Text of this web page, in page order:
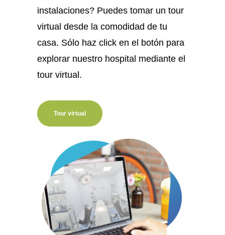
instalaciones? Puedes tomar un tour
virtual desde la comodidad de tu
casa. Sólo haz click en el botón para
explorar nuestro hospital mediante el
tour virtual.
Tour virtual